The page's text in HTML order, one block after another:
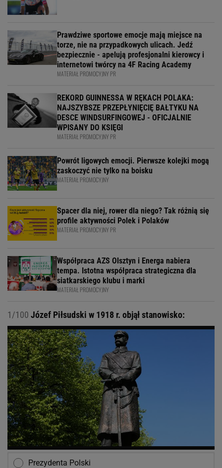
Prawdziwe sportowe emocje mają miejsce na
torze, nie na przypadkowych ulicach. Jedź
bezpiecznie - apelują profesjonalni kierowcy i
internetowi twórcy na 4F Racing Academy
MATERIAŁ PROMOCYJNY PR
REKORD GUINNESSA W RĘKACH POLAKA:
NAJSZYBSZE PRZEPŁYNIĘCIĘ BAŁTYKU NA
DESCE WINDSURFINGOWEJ - OFICJALNIE
WPISANY DO KSIĘGI
MATERIAŁ PROMOCYJNY PR
Powrót ligowych emocji. Pierwsze kolejki mogą
zaskoczyć nie tylko na boisku
MATERIAŁ PROMOCYJNY
Spacer dla niej, rower dla niego? Tak różnią się
profile aktywności Polek i Polaków
MATERIAŁ PROMOCYJNY PR
Współpraca AZS Olsztyn i Energa nabiera
tempa. Istotna współpraca strategiczna dla
siatkarskiego klubu i marki
MATERIAŁ PROMOCYJNY
1/100 Józef Piłsudski w 1918 r. objął stanowisko:
Prezydenta Polski